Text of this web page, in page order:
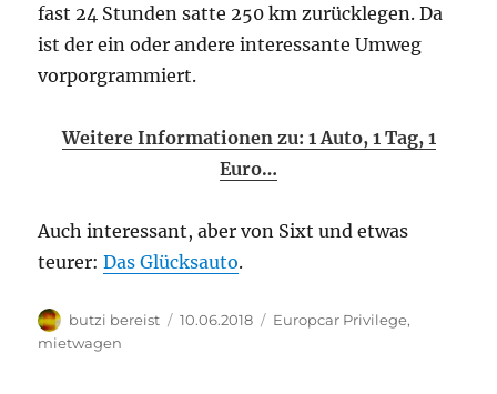
fast 24 Stunden satte 250 km zurücklegen. Da
ist der ein oder andere interessante Umweg
vorporgrammiert.
Weitere Informationen zu: 1 Auto, 1 Tag, 1
Euro…
Auch interessant, aber von Sixt und etwas
teurer:Das Glücksauto.
Autor
butzi bereist
Veröffentlicht
10.06.2018 Kategorien
Europcar Privilege,
mietwagen